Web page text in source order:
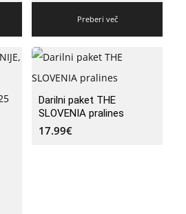
Preberi več
Darilni paket THE
SLOVENIA pralines
17.99€